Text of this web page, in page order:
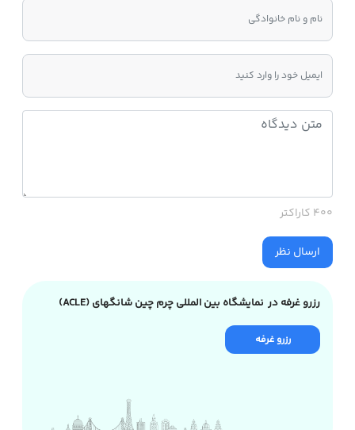
400 کاراکتر
ارسال نظر
رزرو غرفه در نمایشگاه بین المللی چرم چین شانگهای (ACLE)
رزرو غرفه